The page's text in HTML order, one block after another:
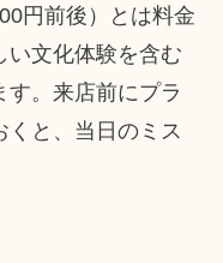
円前後）とは料金
い文化体験を含む
。来店前にプラ
くと、当日のミス